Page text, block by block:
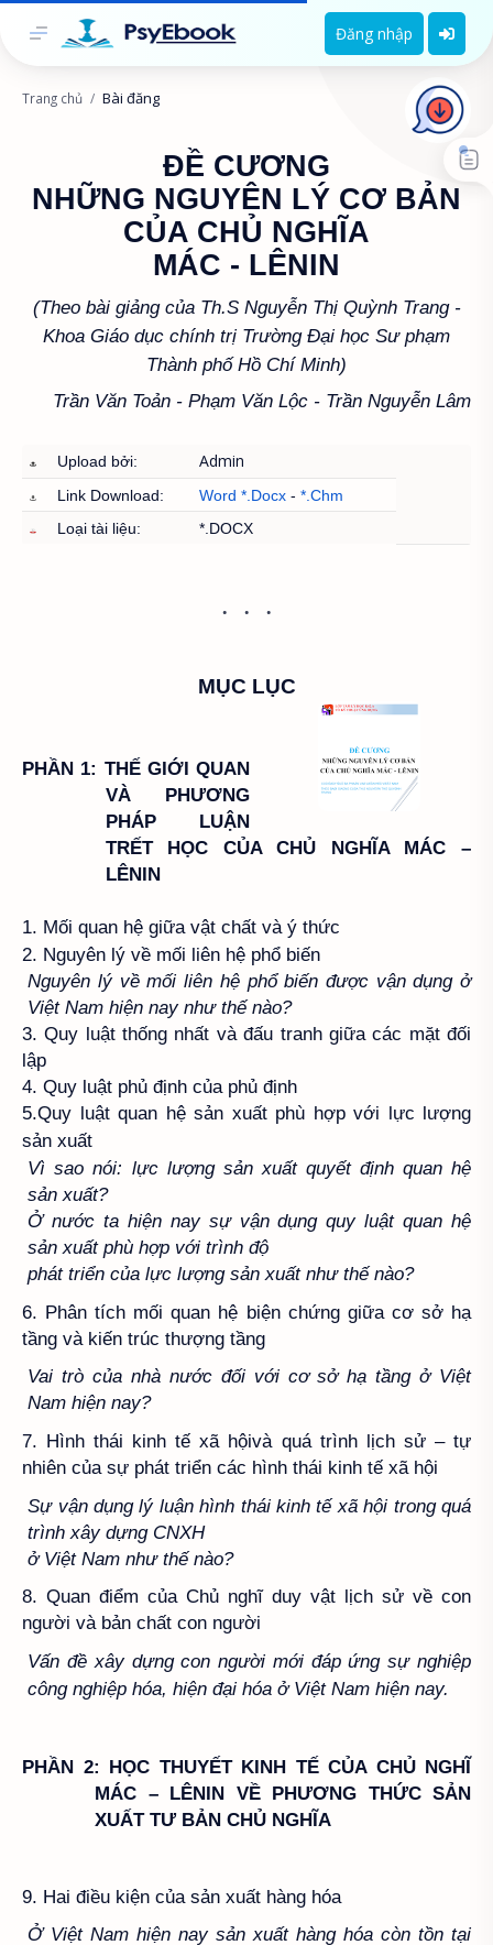
Đăng nhập
Trang chủ Bài đăng
ĐỀ CƯƠNG
NHỮNG NGUYÊN LÝ CƠ BẢN
CỦA CHỦ NGHĨA
MÁC - LÊNIN
(Theo bài giảng của Th.S Nguyễn Thị Quỳnh Trang -
Khoa Giáo dục chính trị Trường Đại học Sư phạm
Thành phố Hồ Chí Minh)
Trần Văn Toản - Phạm Văn Lộc - Trần Nguyễn Lâm
Upload bởi: Admin
Link Download: Word *.Docx -*.Chm
Loại tài liệu:
*.DOCX
MỤC LỤC
PHẦN 1: THẾ GIỚI QUAN
VÀ PHƯƠNG
PHÁP LUẬN
TRẾT HỌC CỦA CHỦ NGHĨA MÁC –
LÊNIN
1. Mối quan hệ giữa vật chất và ý thức
2. Nguyên lý về mối liên hệ phổ biến
Nguyên lý về mối liên hệ phổ biến được vận dụng ở
Việt Nam hiện nay như thế nào?
3. Quy luật thống nhất và đấu tranh giữa các mặt đối
lập
4. Quy luật phủ định của phủ định
5.Quy luật quan hệ sản xuất phù hợp với lực lượng
sản xuất
Vì sao nói: lực lượng sản xuất quyết định quan hệ
sản xuất?
Ở nước ta hiện nay sự vận dụng quy luật quan hệ
sản xuất phù hợp với trình độ
phát triển của lực lượng sản xuất như thế nào?
6. Phân tích mối quan hệ biện chứng giữa cơ sở hạ
tầng và kiến trúc thượng tầng
Vai trò của nhà nước đối với cơ sở hạ tầng ở Việt
Nam hiện nay?
7. Hình thái kinh tế xã hộivà quá trình lịch sử – tự
nhiên của sự phát triển các hình thái kinh tế xã hội
Sự vận dụng lý luận hình thái kinh tế xã hội trong quá
trình xây dựng CNXH
ở Việt Nam như thế nào?
8. Quan điểm của Chủ nghĩ duy vật lịch sử về con
người và bản chất con người
Vấn đề xây dựng con người mới đáp ứng sự nghiệp
công nghiệp hóa,hiện đại hóa ở Việt Nam hiện nay.
PHẦN 2: HỌC THUYẾT KINH TẾ CỦA CHỦ NGHĨ
MÁC – LÊNIN VỀ PHƯƠNG THỨC SẢN
XUẤT TƯ BẢN CHỦ NGHĨA
9. Hai điều kiện của sản xuất hàng hóa
Ở Việt Nam hiện nay sản xuất hàng hóa còn tồn tại